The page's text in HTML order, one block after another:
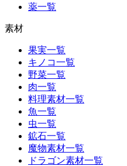
薬一覧
素材
果実一覧
キノコ一覧
野菜一覧
肉一覧
料理素材一覧
魚一覧
虫一覧
鉱石一覧
魔物素材一覧
ドラゴン素材一覧